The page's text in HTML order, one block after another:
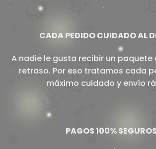
CADA PEDIDO CUIDADO AL
A nadie le gusta recibir un
retraso. Por eso tratamos cada
máximo cuidado y envío
PAGOS 100% SEGUROS